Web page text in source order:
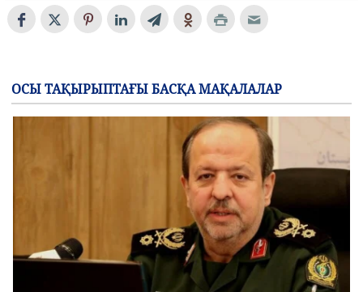
ОСЫ ТАҚЫРЫПТАҒЫ БАСҚА МАҚАЛАЛАР